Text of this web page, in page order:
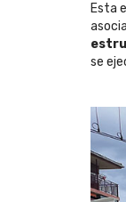
Esta
se